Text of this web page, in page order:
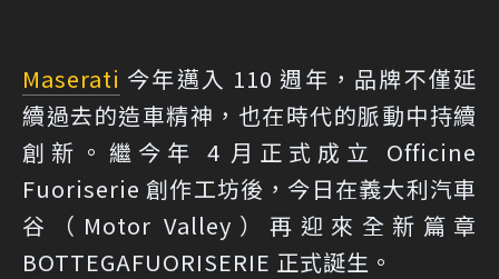
Maserati 今年邁入 110 週年，品牌不僅延
續過去的造車精神，也在時代的脈動中持續
創新。繼今年 4 月正式成立 Officine
Fuoriserie 創作工坊後，今日在義大利汽車
谷（Motor Valley）再迎來全新篇章
BOTTEGAFUORISERIE 正式誕生。